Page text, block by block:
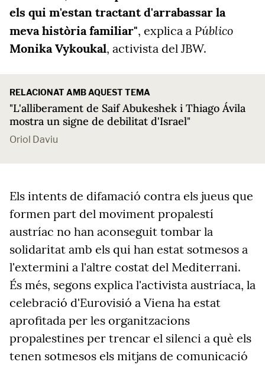
els qui m'estan tractant d'arrabassar la
meva història familiar", explica a Público
Monika Vykoukal, activista del JBW.
RELACIONAT AMB AQUEST TEMA
"L'alliberament de Saif Abukeshek i Thiago Ávila
mostra un signe de debilitat d'Israel"
Oriol Daviu
Els intents de difamació contra els jueus que
formen part del moviment propalestí
austríac no han aconseguit tombar la
solidaritat amb els qui han estat sotmesos a
l'extermini a l'altre costat del Mediterrani.
És més, segons explica l'activista austríaca, la
celebració d'Eurovisió a Viena ha estat
aprofitada per les organitzacions
propalestines per trencar el silenci a què els
tenen sotmesos els mitjans de comunicació